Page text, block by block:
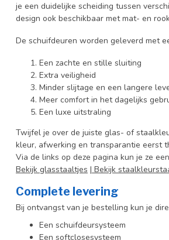
je een duidelijke scheiding tussen
design ook beschikbaar met mat- en
De schuifdeuren worden geleverd met
Een zachte en stille sluiting
Extra veiligheid
Minder slijtage en een langere
Meer comfort in het dagelijks
Een luxe uitstraling
Twijfel je over de juiste glas- of
kleur, afwerking en transparantie eerst
Via de links op deze pagina kun je ze
Bekijk glasstaaltjes | Bekijk
Complete levering
Bij ontvangst van je bestelling kun je
Een schuifdeursysteem
Een softclosesysteem